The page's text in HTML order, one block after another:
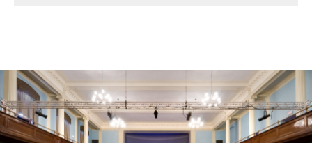
Éducation
Institutionnel
Client
Centre de services scolaire de Montréal